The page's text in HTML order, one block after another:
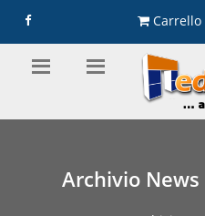
Carrello
Archivio